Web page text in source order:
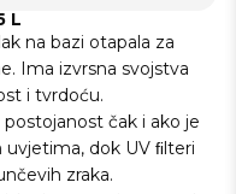
L
na bazi otapala za
Ima izvrsna svojstva
i tvrdoću.
čak i ako je
dok UV ﬁlteri
zraka.